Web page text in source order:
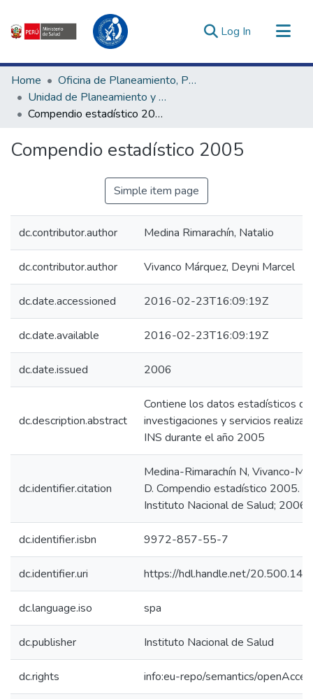
Log In (current)
Communities & Collections
All of DSpace
Statistics
Enlaces de interés ▾
Home
Oficina de Planeamiento, Presupuesto y Modernización
Unidad de Planeamiento y Estadística
Compendio estadístico 2005
Compendio estadístico 2005
Simple item page
dc.contributor.author Medina Rimarachín, Natalio
dc.contributor.author Vivanco Márquez, Deyni Marcel
dc.date.accessioned 2016-02-23T16:09:19Z
dc.date.available 2016-02-23T16:09:19Z
dc.date.issued 2006
dc.description.abstract
Contiene los datos estadísticos
investigaciones y servicios
INS durante el año 2005
dc.identifier.citation
Medina-Rimarachín N, Vivanco-
D. Compendio estadístico 2005.
Instituto Nacional de Salud; 2006.
dc.identifier.isbn 9972-857-55-7
dc.identifier.uri https://hdl.handle.net/
dc.language.iso spa
dc.publisher Instituto Nacional de Salud
dc.rights info:eu-repo/semantics/